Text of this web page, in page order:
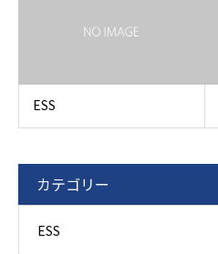
ESS
カテゴリー
ESS